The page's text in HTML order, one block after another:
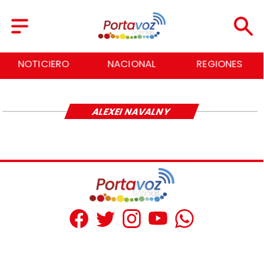
NOTICIERO NACIONAL REGIONES
ALEXEI NAVALNY